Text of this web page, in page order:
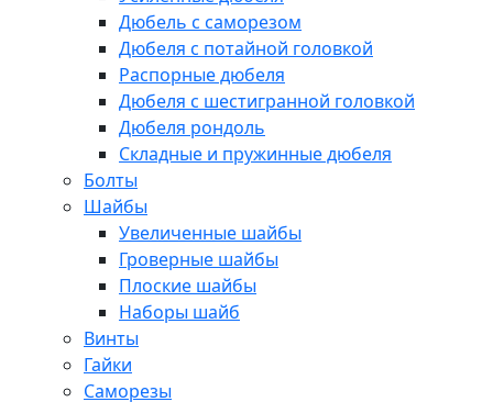
Дюбель с саморезом
Дюбеля с потайной головкой
Распорные дюбеля
Дюбеля с шестигранной головкой
Дюбеля рондоль
Складные и пружинные дюбеля
Болты
Шайбы
Увеличенные шайбы
Гроверные шайбы
Плоские шайбы
Наборы шайб
Винты
Гайки
Саморезы